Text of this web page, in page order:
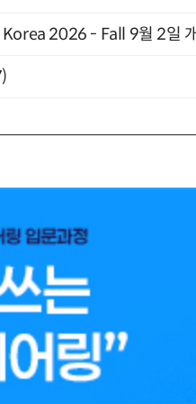
Korea 2026 - Fall 9월 2일